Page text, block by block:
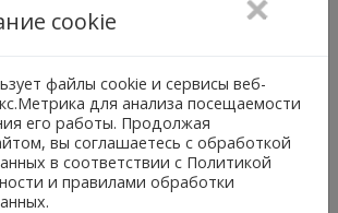
врезной в бак MVI BF.597.08
cookie
файлы cookie и сервисы веб-
для анализа посещаемости
его работы. Продолжая
вы соглашаетесь с обработкой
в соответствии с Политикой
и правилами обработки